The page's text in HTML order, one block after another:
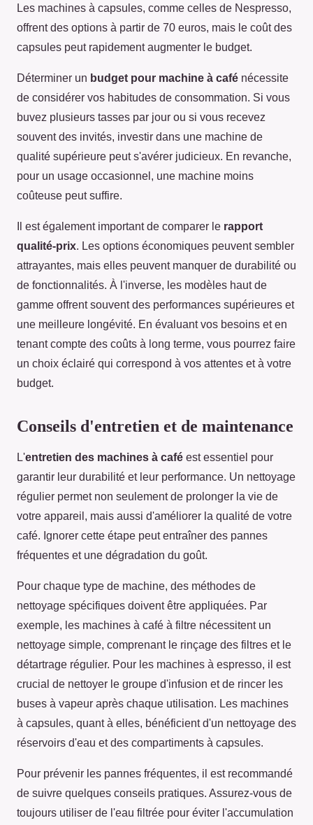
Les machines à capsules, comme celles de Nespresso,
offrent des options à partir de 70 euros, mais le coût des
capsules peut rapidement augmenter le budget.
Déterminer un budget pour machine à café nécessite
de considérer vos habitudes de consommation. Si vous
buvez plusieurs tasses par jour ou si vous recevez
souvent des invités, investir dans une machine de
qualité supérieure peut s'avérer judicieux. En revanche,
pour un usage occasionnel, une machine moins
coûteuse peut suffire.
Il est également important de comparer le rapport
qualité-prix. Les options économiques peuvent sembler
attrayantes, mais elles peuvent manquer de durabilité ou
de fonctionnalités. À l'inverse, les modèles haut de
gamme offrent souvent des performances supérieures et
une meilleure longévité. En évaluant vos besoins et en
tenant compte des coûts à long terme, vous pourrez faire
un choix éclairé qui correspond à vos attentes et à votre
budget.
Conseils d'entretien et de maintenance
L'entretien des machines à café est essentiel pour
garantir leur durabilité et leur performance. Un nettoyage
régulier permet non seulement de prolonger la vie de
votre appareil, mais aussi d'améliorer la qualité de votre
café. Ignorer cette étape peut entraîner des pannes
fréquentes et une dégradation du goût.
Pour chaque type de machine, des méthodes de
nettoyage spécifiques doivent être appliquées. Par
exemple, les machines à café à filtre nécessitent un
nettoyage simple, comprenant le rinçage des filtres et le
détartrage régulier. Pour les machines à espresso, il est
crucial de nettoyer le groupe d'infusion et de rincer les
buses à vapeur après chaque utilisation. Les machines
à capsules, quant à elles, bénéficient d'un nettoyage des
réservoirs d'eau et des compartiments à capsules.
Pour prévenir les pannes fréquentes, il est recommandé
de suivre quelques conseils pratiques. Assurez-vous de
toujours utiliser de l'eau filtrée pour éviter l'accumulation